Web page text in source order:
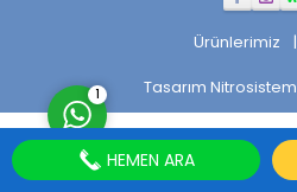
Ürünlerimiz
Tasarım Nitrosistem
Cevap Yaz
1
HEMEN ARA